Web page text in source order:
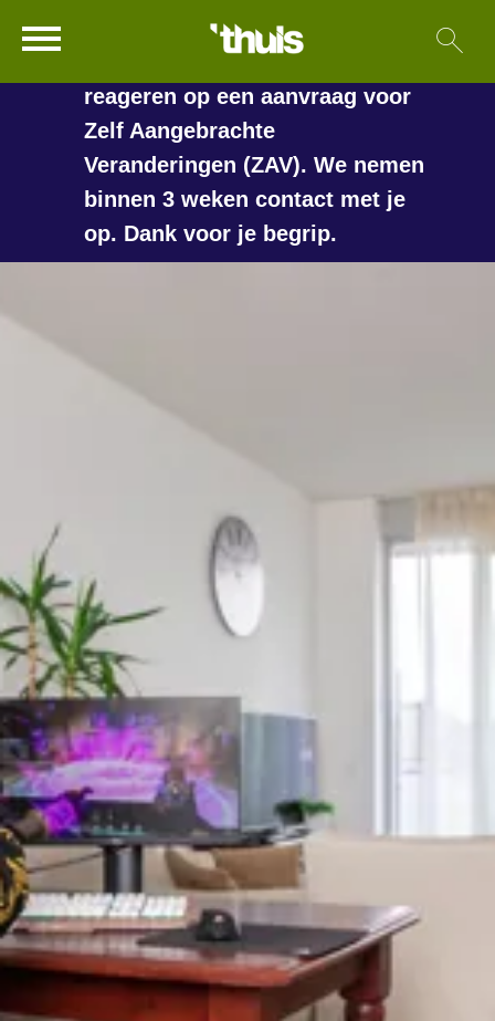
Naar hoofdinhoud
Naar hoofdnavigatiemenu
Naar zoeken
Naar de homepage
Ga naar Hoofd
langer duren voordat we
reageren op een aanvraag voor
Zelf Aangebrachte
Veranderingen (ZAV). We nemen
binnen 3 weken contact met je
op. Dank voor je begrip.